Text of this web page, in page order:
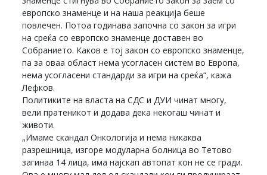
европско знаменце и на наша реакција беше
повлечен. Потоа годинава започна со закон за игри
на среќа со европско знаменце доставен во
Собранието. Каков е тој закон со европско знаменце,
па за оваа област нема усогласен систем во Европа,
нема усогласени стандарди за игри на среќа“, кажа
Лефков.
Политиките на власта на СДС и ДУИ чинат многу,
вели пратеникот и додава дека некогаш чинат и
животи.
„Имаме скандал Онкологија и нема никаква
разрешница, изгоре модуларна болница во Тетово
загинаа 14 лица, има најскап автопат кон не се гради.